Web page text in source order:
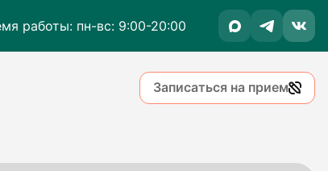
работы: пн-вс: 9:00-20:00
Записаться на прием